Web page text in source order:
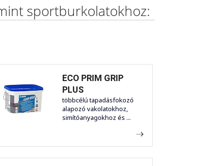
sportburkolatokhoz:
ECO PRIM GRIP
PLUS
többcélú tapadásfokozó
alapozó vakolatokhoz,
simítóanyagokhoz és ...